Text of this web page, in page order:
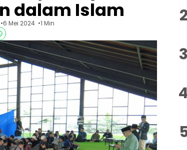
dalam Islam
6 Mei 2024 1 Min